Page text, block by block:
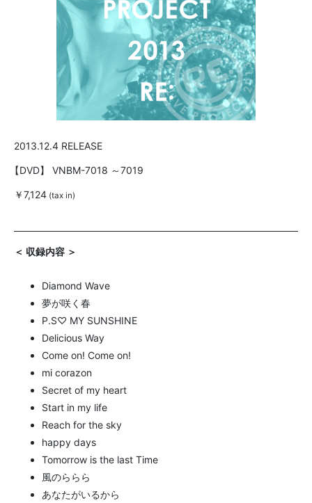
2013.12.4 RELEASE
【DVD】 VNBM-7018 ～7019
￥7,124 (tax in)
＜ 収録内容 ＞
Diamond Wave
夢が咲く春
P.S♡ MY SUNSHINE
Delicious Way
Come on! Come on!
mi corazon
Secret of my heart
Start in my life
Reach for the sky
happy days
Tomorrow is the last Time
風のららら
あなたがいるから